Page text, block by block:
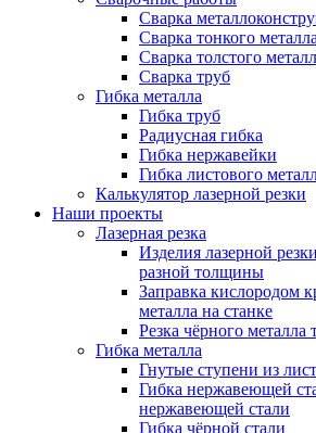
Сварка
Сварка тонкого металла
Сварка толстого
Сварка труб
Гибка металла
Гибка труб
Радиусная гибка
Гибка нержавейки
Гибка листового
Калькулятор лазерной резки
Наши проекты
Лазерная резка
Изделия лазерной
разной толщины
Заправка кислородом
металла на станке
Резка чёрного
Гибка металла
Гнутые ступени из
Гибка нержавеющей
нержавеющей стали
Гибка чёрной стали